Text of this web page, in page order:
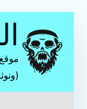
المحتوى